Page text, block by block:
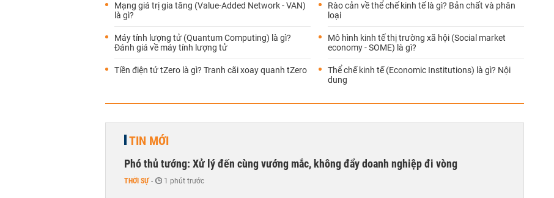
Mạng giá trị gia tăng (Value-Added Network - VAN)
là gì?
Máy tính lượng tử (Quantum Computing) là gì?
Đánh giá về máy tính lượng tử
Tiền điện tử tZero là gì? Tranh cãi xoay quanh tZero
Rào cản về thể chế kinh tế là gì? Bản chất và phân
loại
Mô hình kinh tế thị trường xã hội (Social market
economy - SOME) là gì?
Thể chế kinh tế (Economic Institutions) là gì? Nội
dung
TIN MỚI
Phó thủ tướng: Xử lý đến cùng vướng mắc, không đẩy doanh nghiệp đi vòng
THỜI SỰ - 1 phút trước